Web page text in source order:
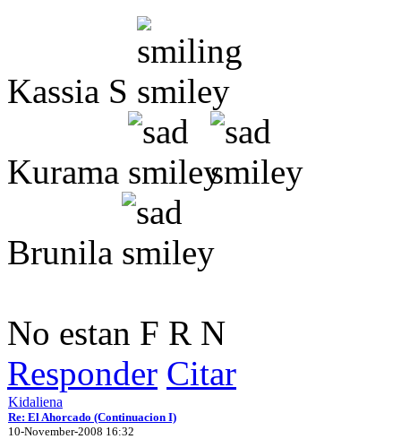
Kassia S
Kurama
Brunila
No estan F R N
Responder Citar
Kidaliena
Re: El Ahorcado (Continuacion I)
10-November-2008 16:32